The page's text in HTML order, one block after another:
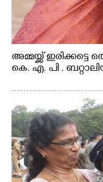
അമ്മയ്ക്ക് ഇരിക്കട്ടെ
കെ. എ. പി .